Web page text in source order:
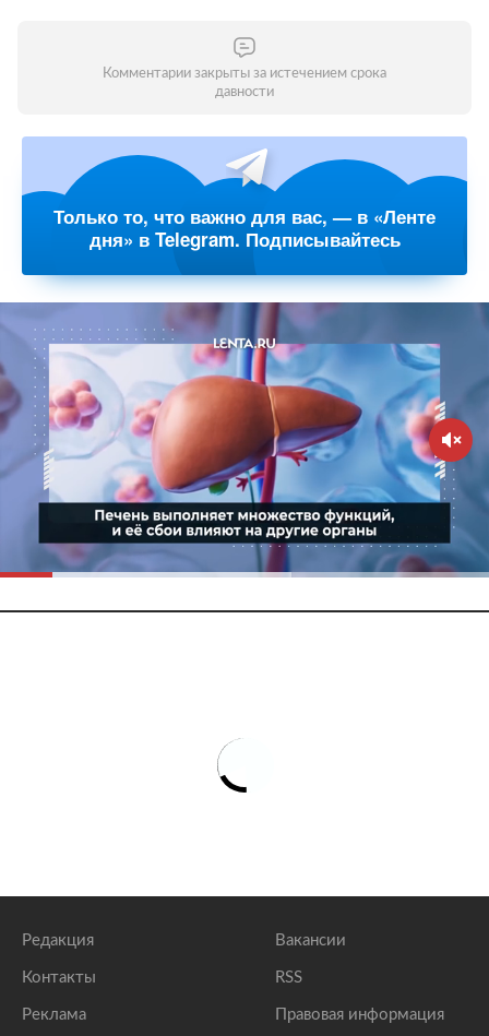
Комментарии закрыты за истечением срока
давности
Только то, что важно для вас, — в «Ленте
дня» в Telegram. Подписывайтесь
Редакция
Контакты
Реклама
Вакансии
RSS
Правовая информация